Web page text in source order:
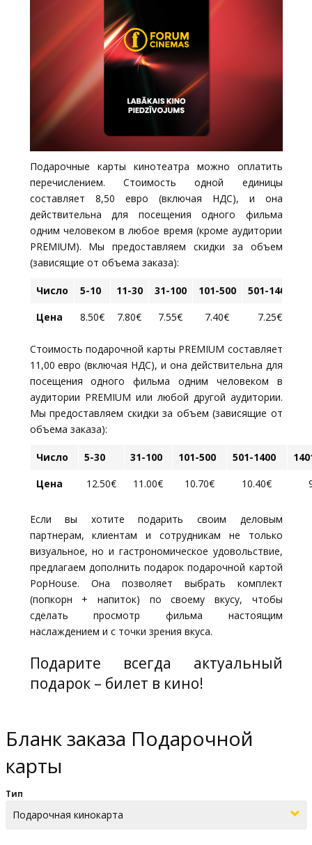
Подарочные карты кинотеатра можно оплатить
перечислением. Стоимость одной единицы
составляет 8,50 евро (включая НДС), и она
действительна для посещения одного фильма
одним человеком в любое время (кроме аудитории
PREMIUM). Мы предоставляем скидки за объем
(зависящие от объема заказа):
Число 5-10 11-30 31-100 101-500 501-1400
Цена
8.50€ 7.80€ 7.55€ 7.40€ 7.25€
Стоимость подарочной карты PREMIUM составляет
11,00 евро (включая НДС), и она действительна для
посещения одного фильма одним человеком в
аудитории PREMIUM или любой другой аудитории.
Мы предоставляем скидки за объем (зависящие от
объема заказа):
Число 5-30 31-100 101-500 501-1400
Цена
12.50€ 11.00€ 10.70€ 10.40€
Если вы хотите подарить своим деловым
партнерам, клиентам и сотрудникам не только
визуальное, но и гастрономическое удовольствие,
предлагаем дополнить подарок подарочной картой
PopHouse. Она позволяет выбрать комплект
(попкорн + напиток) по своему вкусу, чтобы
сделать просмотр фильма настоящим
наслаждением и с точки зрения вкуса.
Подарите всегда актуальный
подарок – билет в кино!
Бланк заказа Подарочной
карты
Тип